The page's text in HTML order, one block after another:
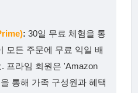
: 30일 무료 체험을 통
모든 주문에 무료 익일 배
프라임 회원은 'Amazon
통해 가족 구성원과 혜택